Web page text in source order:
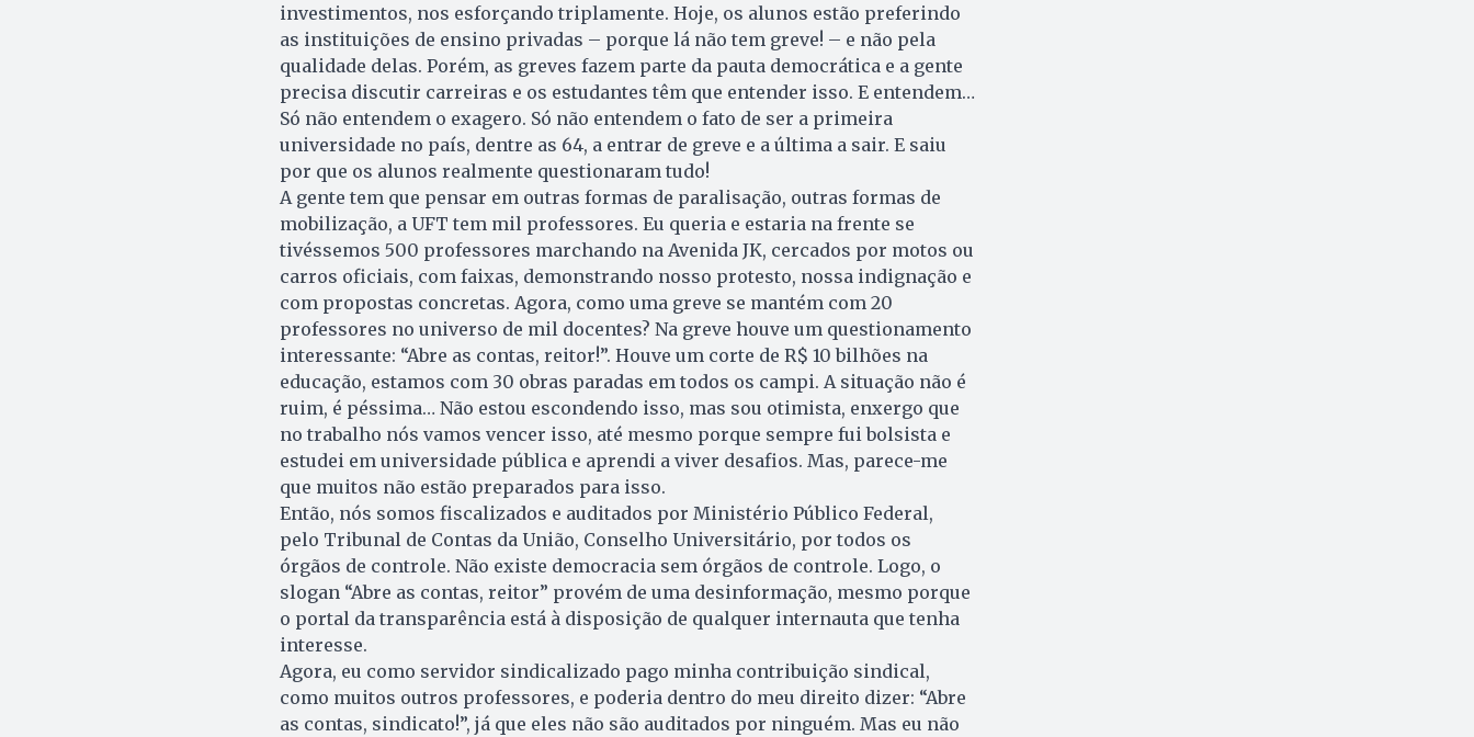
investimentos, nos esforçando triplamente. Hoje, os alunos estão preferindo
as instituições de ensino privadas – porque lá não tem greve! – e não pela
qualidade delas. Porém, as greves fazem parte da pauta democrática e a gente
precisa discutir carreiras e os estudantes têm que entender isso. E entendem…
Só não entendem o exagero. Só não entendem o fato de ser a primeira
universidade no país, dentre as 64, a entrar de greve e a última a sair. E saiu
por que os alunos realmente questionaram tudo!
A gente tem que pensar em outras formas de paralisação, outras formas de
mobilização, a UFT tem mil professores. Eu queria e estaria na frente se
tivéssemos 500 professores marchando na Avenida JK, cercados por motos ou
carros oficiais, com faixas, demonstrando nosso protesto, nossa indignação e
com propostas concretas. Agora, como uma greve se mantém com 20
professores no universo de mil docentes? Na greve houve um questionamento
interessante: “Abre as contas, reitor!”. Houve um corte de R$ 10 bilhões na
educação, estamos com 30 obras paradas em todos os campi. A situação não é
ruim, é péssima… Não estou escondendo isso, mas sou otimista, enxergo que
no trabalho nós vamos vencer isso, até mesmo porque sempre fui bolsista e
estudei em universidade pública e aprendi a viver desafios. Mas, parece-me
que muitos não estão preparados para isso.
Então, nós somos fiscalizados e auditados por Ministério Público Federal,
pelo Tribunal de Contas da União, Conselho Universitário, por todos os
órgãos de controle. Não existe democracia sem órgãos de controle. Logo, o
slogan “Abre as contas, reitor” provém de uma desinformação, mesmo porque
o portal da transparência está à disposição de qualquer internauta que tenha
interesse.
Agora, eu como servidor sindicalizado pago minha contribuição sindical,
como muitos outros professores, e poderia dentro do meu direito dizer: “Abre
as contas, sindicato!”, já que eles não são auditados por ninguém. Mas eu não